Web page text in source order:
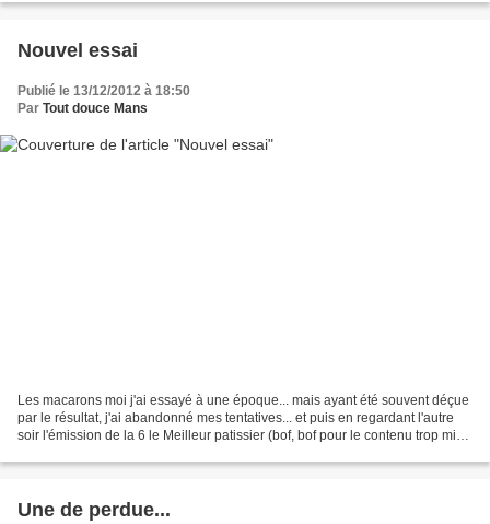
Nouvel essai
Publié le 13/12/2012 à 18:50
Par Tout douce Mans
Les macarons moi j'ai essayé à une époque... mais ayant été souvent déçue
par le résultat, j'ai abandonné mes tentatives... et puis en regardant l'autre
soir l'émission de la 6 le Meilleur patissier (bof, bof pour le contenu trop mis
Une de perdue...